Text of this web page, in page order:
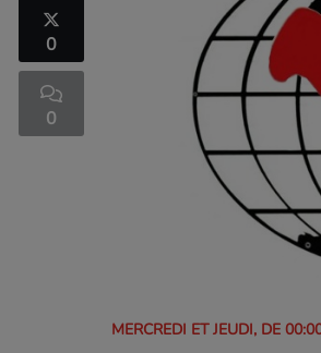
0
0
MERCREDI ET JEUDI, DE